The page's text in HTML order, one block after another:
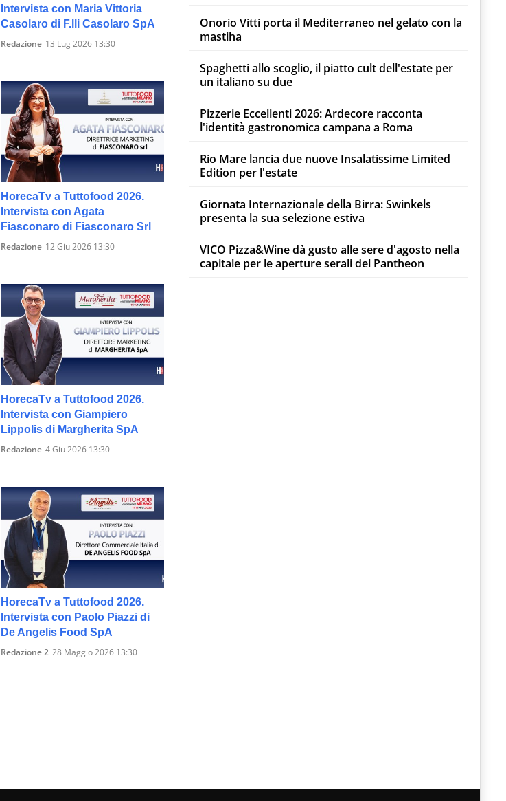
Intervista con Maria Vittoria
Casolaro di F.lli Casolaro SpA
Redazione 13 Lug 2026 13:30
HorecaTv a Tuttofood 2026.
Intervista con Agata
Fiasconaro di Fiasconaro Srl
Redazione 12 Giu 2026 13:30
HorecaTv a Tuttofood 2026.
Intervista con Giampiero
Lippolis di Margherita SpA
Redazione 4 Giu 2026 13:30
HorecaTv a Tuttofood 2026.
Intervista con Paolo Piazzi di
De Angelis Food SpA
Redazione 2 28 Maggio 2026 13:30
Onorio Vitti porta il Mediterraneo nel gelato con la
mastiha
Spaghetti allo scoglio, il piatto cult dell'estate per
un italiano su due
Pizzerie Eccellenti 2026: Ardecore racconta
l'identità gastronomica campana a Roma
Rio Mare lancia due nuove Insalatissime Limited
Edition per l'estate
Giornata Internazionale della Birra: Swinkels
presenta la sua selezione estiva
VICO Pizza&Wine dà gusto alle sere d'agosto nella
capitale per le aperture serali del Pantheon